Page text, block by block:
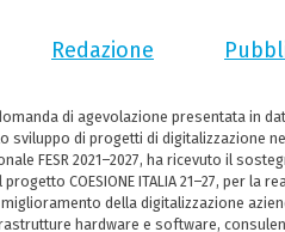
Redazione
domanda di agevolazione presentata in
sviluppo di progetti di digitalizzazione
FESR 2021–2027, ha ricevuto il
COESIONE ITALIA 21–27, per la
della digitalizzazione
hardware e software,